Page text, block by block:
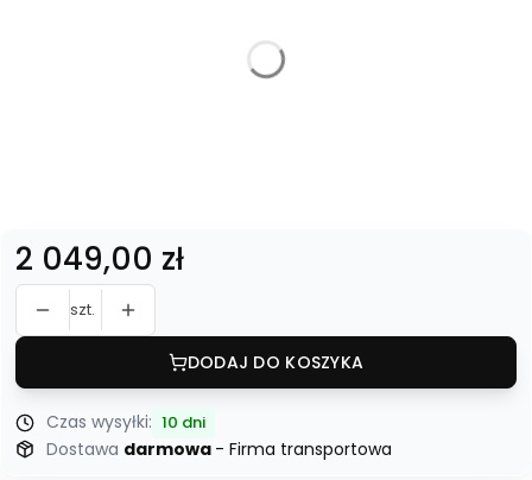
Z wniesieniem
Cena
2 049,00 zł
szt.
DODAJ DO KOSZYKA
Czas wysyłki: 10 dni
Dostawa darmowa - Firma transportowa